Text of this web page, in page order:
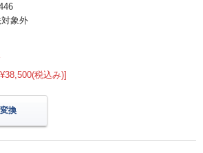
象外
税込み)]
換